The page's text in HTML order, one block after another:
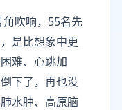
吹响，55名先
是比想象中更
难、心跳加
下了，再也没
水肿、高原脑